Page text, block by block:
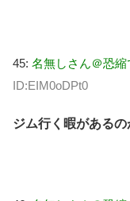
45: 名無しさん＠恐縮
ID:EIM0oDPt0
ジム行く暇がある